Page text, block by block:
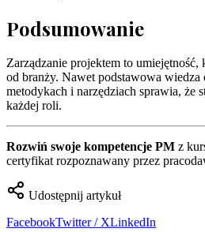
Podsumowanie
Zarządzanie projektem to umiejętność,
od branży. Nawet podstawowa wiedza
metodykach i narzędziach sprawia, że
każdej roli.
Rozwiń swoje kompetencje PM z
certyfikat rozpoznawany przez
Udostępnij artykuł
FacebookTwitter / XLinkedIn